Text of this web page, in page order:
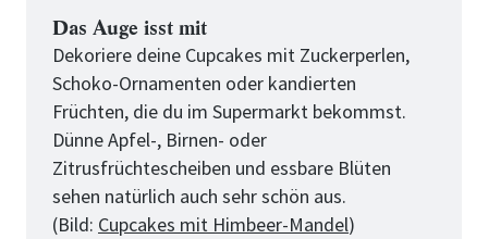
Das Auge isst mit
Dekoriere deine Cupcakes mit Zuckerperlen,
Schoko-Ornamenten oder kandierten
Früchten, die du im Supermarkt bekommst.
Dünne Apfel-, Birnen- oder
Zitrusfrüchtescheiben und essbare Blüten
sehen natürlich auch sehr schön aus.
(Bild: Cupcakes mit Himbeer-Mandel)